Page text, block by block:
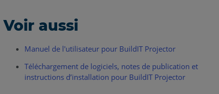
Voir aussi
Manuel de l'utilisateur pour BuildIT Projector
Téléchargement de logiciels, notes de publication et
instructions d’installation pour BuildIT Projector